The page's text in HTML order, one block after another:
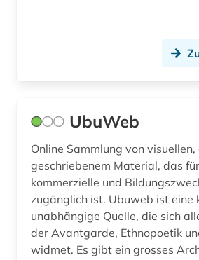
außenhandel (2)
außenpolitik (1)
avantgarde (2)
Suedostasien (1)
Suedosteuropa (8)
Tschechische Republik (5)
Tuerkei (3)
UbuWeb
Online Sammlung von
geschriebenem Material, das
kommerzielle und
zugänglich ist. Ubuweb ist eine
unabhängige Quelle, die sich
der Avantgarde, Ethnopoetik
widmet. Es gibt ein grosses